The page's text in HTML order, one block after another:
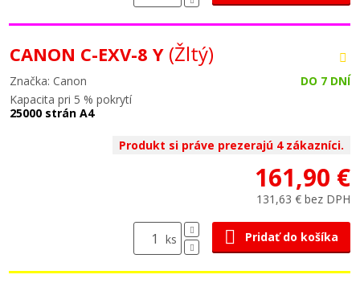
CANON C-EXV-8 Y (Žltý)
Značka: Canon
DO 7 DNÍ
Kapacita pri 5 % pokrytí
25000 strán A4
Produkt si práve prezerajú 4 zákazníci.
161,90 €
131,63 € bez DPH
ks Pridať do košíka